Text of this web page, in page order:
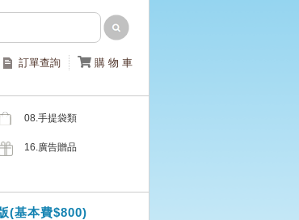
訂單查詢 購 物 車
08.手提袋類
16.廣告贈品
(基本費$800)